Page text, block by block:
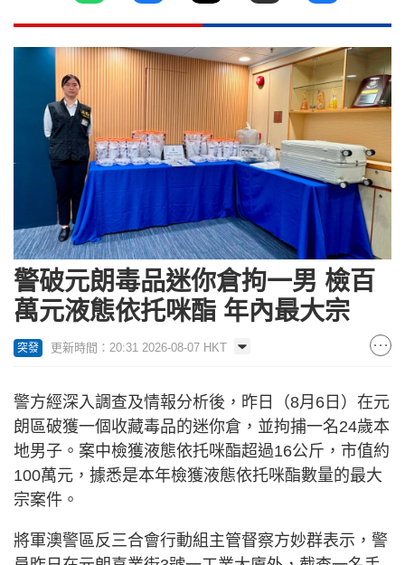
警破元朗毒品迷你倉拘一男 檢百
萬元液態依托咪酯 年內最大宗
突發 更新時間：20:31 2026-08-07 HKT
警方經深入調查及情報分析後，昨日（8月6日）在元
朗區破獲一個收藏毒品的迷你倉，並拘捕一名24歲本
地男子。案中檢獲液態依托咪酯超過16公斤，市值約
100萬元，據悉是本年檢獲液態依托咪酯數量的最大
宗案件。
將軍澳警區反三合會行動組主管督察方妙群表示，警